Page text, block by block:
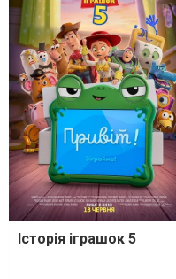
Історія іграшок 5